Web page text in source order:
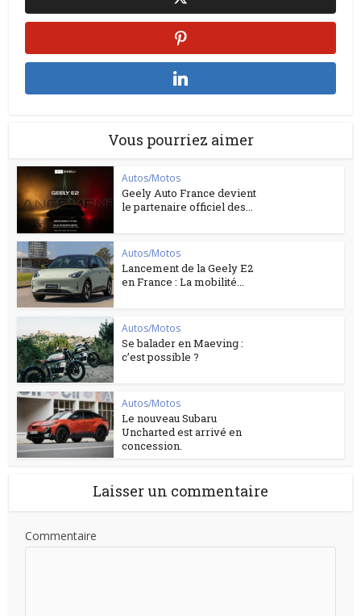
Vous pourriez aimer
Autos/Motos
Geely Auto France devient
le partenaire officiel des...
Autos/Motos
Lancement de la Geely E2
en France : La mobilité...
Autos/Motos
Se balader en Maeving :
c’est possible ?
Autos/Motos
Le nouveau Subaru
Uncharted est arrivé en
concession.
Laisser un commentaire
Commentaire